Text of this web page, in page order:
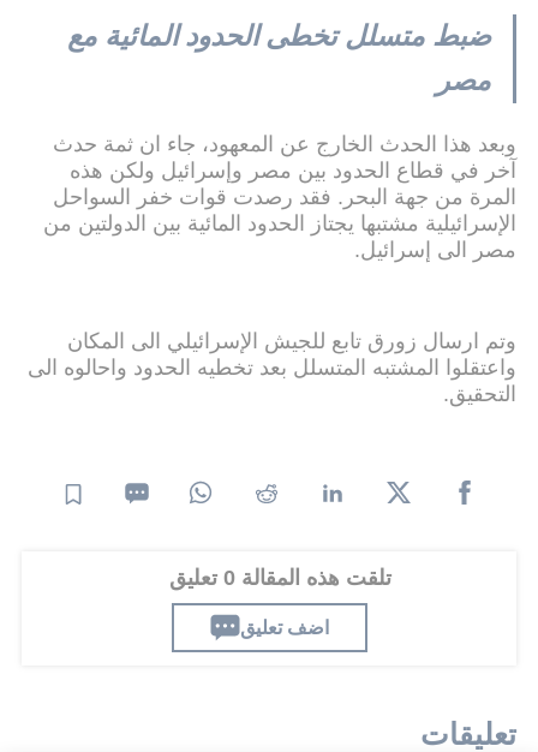
ضبط متسلل تخطى الحدود المائية مع
مصر
وبعد هذا الحدث الخارج عن المعهود، جاء ان ثمة حدث
آخر في قطاع الحدود بين مصر وإسرائيل ولكن هذه
المرة من جهة البحر. فقد رصدت قوات خفر السواحل
الإسرائيلية مشتبها يجتاز الحدود المائية بين الدولتين من
مصر الى إسرائيل.
وتم ارسال زورق تابع للجيش الإسرائيلي الى المكان
واعتقلوا المشتبه المتسلل بعد تخطيه الحدود واحالوه الى
التحقيق.
تلقت هذه المقالة 0 تعليق
اضف تعليق
تعليقات